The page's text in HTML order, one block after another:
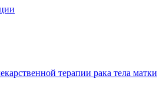
терапии рака тела матки